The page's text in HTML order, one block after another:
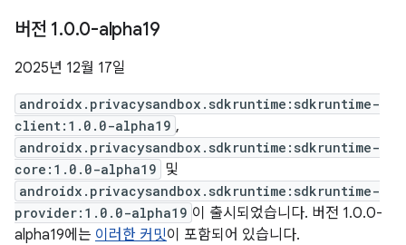
버전 1.0.0-alpha19
2025년 12월 17일
androidx.privacysandbox.sdkruntime:sdkruntime-
client:1.0.0-alpha19 ,
androidx.privacysandbox.sdkruntime:sdkruntime-
core:1.0.0-alpha19 및
androidx.privacysandbox.sdkruntime:sdkruntime-
provider:1.0.0-alpha19 이 출시되었습니다. 버전 1.0.0-
alpha19에는 이러한 커밋이 포함되어 있습니다.